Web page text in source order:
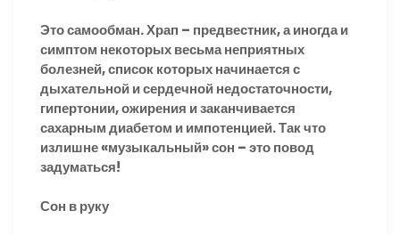
Это самообман. Храп – предвестник, а иногда и
симптом некоторых весьма неприятных
болезней, список которых начинается с
дыхательной и сердечной недостаточности,
гипертонии, ожирения и заканчивается
сахарным диабетом и импотенцией. Так что
излишне «музыкальный» сон – это повод
задуматься!
Сон в руку